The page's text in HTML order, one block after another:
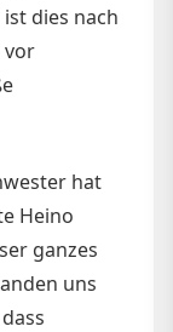
dies nach
vor
hat
Heino
ganzes
uns